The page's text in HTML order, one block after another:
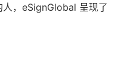
，eSignGlobal 呈现了